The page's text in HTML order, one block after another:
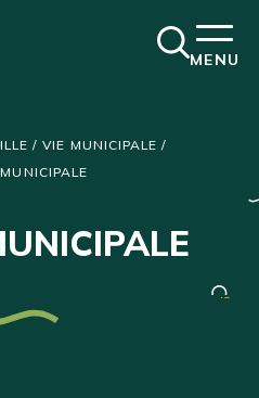
Ouvrir
la
MENU
/VIE MUNICIPALE /